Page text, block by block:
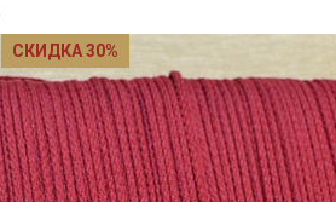
СКИДКА 30%